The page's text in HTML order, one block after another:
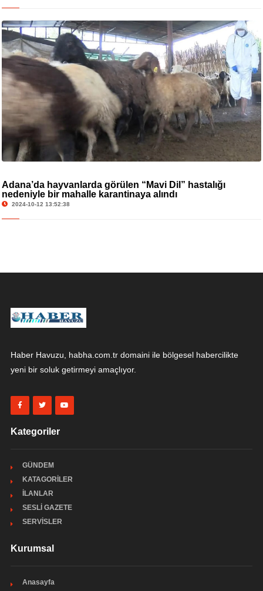
Adana’da hayvanlarda görülen “Mavi Dil” hastalığı
nedeniyle bir mahalle karantinaya alındı
2024-10-12 13:52:38
Haber Havuzu, habha.com.tr domaini ile bölgesel habercilikte
yeni bir soluk getirmeyi amaçlıyor.
Kategoriler
GÜNDEM
KATAGORİLER
İLANLAR
SESLİ GAZETE
SERVİSLER
Kurumsal
Anasayfa